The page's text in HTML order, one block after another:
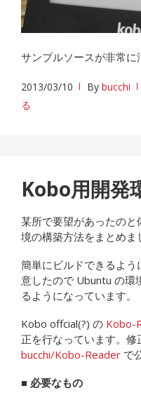
サンプルソースが非常に
2013/03/10 By bucchi
る
Kobo用開発
某所で要望があったの
境の構築方法をまとめま
簡単にビルドできるよ
意したので Ubuntu の環
るようになっています。
Kobo offcial(?) の Kobo-
正を行なっています。
bucchi/Kobo-Reader で
■ 必要なもの